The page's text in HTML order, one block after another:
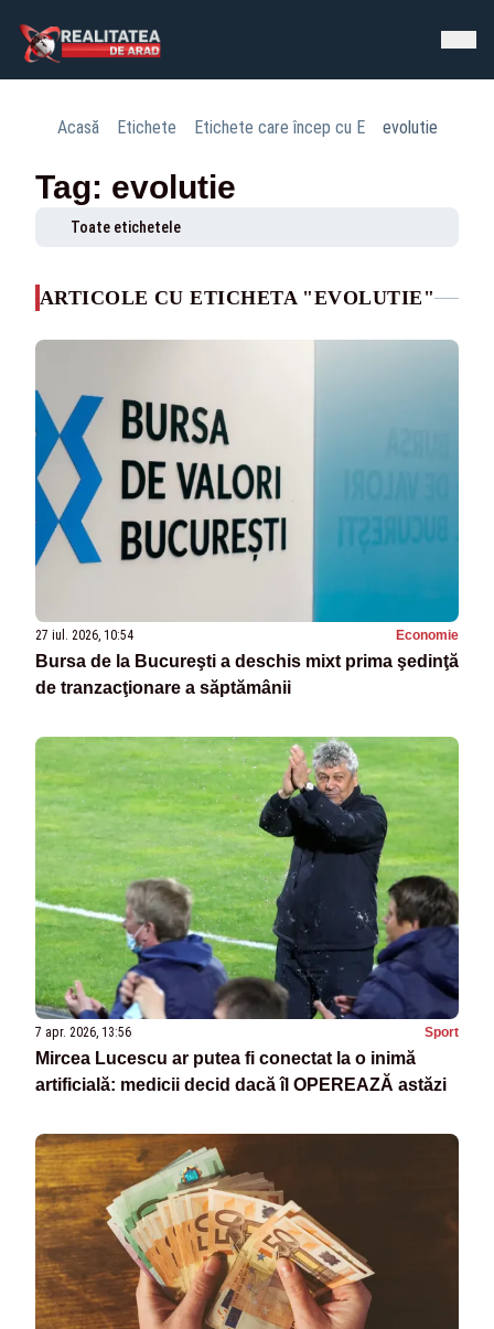
Acasă Etichete Etichete care încep cu E evolutie
Tag: evolutie
Toate etichetele
ARTICOLE CU ETICHETA "EVOLUTIE"
27 iul. 2026, 10:54 Economie
Bursa de la Bucureşti a deschis mixt prima şedinţă
de tranzacţionare a săptămânii
7 apr. 2026, 13:56 Sport
Mircea Lucescu ar putea fi conectat la o inimă
artificială: medicii decid dacă îl OPEREAZĂ astăzi